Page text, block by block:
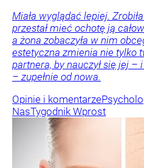
Miała wyglądać lepiej.
przestał mieć ochotę ją
a żona zobaczyła w nim
estetyczna zmienia nie tylko
partnera, by nauczył się jej –
– zupełnie od nowa.
Opinie i komentarze
NasTygodnik Wprost